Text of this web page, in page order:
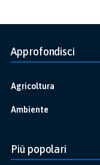
Approfondisci
Agricoltura
Ambiente
Più popolari